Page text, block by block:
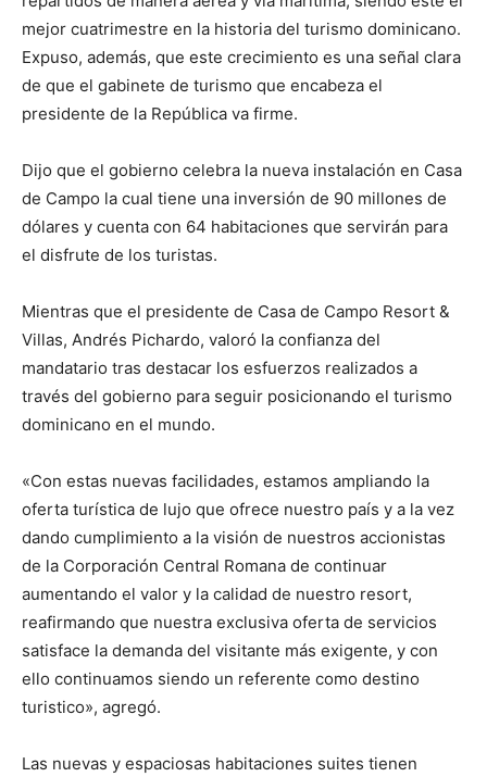
mejor cuatrimestre en la historia del turismo dominicano.
Expuso, además, que este crecimiento es una señal clara
de que el gabinete de turismo que encabeza el
presidente de la República va firme.
Dijo que el gobierno celebra la nueva instalación en Casa
de Campo la cual tiene una inversión de 90 millones de
dólares y cuenta con 64 habitaciones que servirán para
el disfrute de los turistas.
Mientras que el presidente de Casa de Campo Resort &
Villas, Andrés Pichardo, valoró la confianza del
mandatario tras destacar los esfuerzos realizados a
través del gobierno para seguir posicionando el turismo
dominicano en el mundo.
«Con estas nuevas facilidades, estamos ampliando la
oferta turística de lujo que ofrece nuestro país y a la vez
dando cumplimiento a la visión de nuestros accionistas
de la Corporación Central Romana de continuar
aumentando el valor y la calidad de nuestro resort,
reafirmando que nuestra exclusiva oferta de servicios
satisface la demanda del visitante más exigente, y con
ello continuamos siendo un referente como destino
turistico», agregó.
Las nuevas y espaciosas habitaciones suites tienen